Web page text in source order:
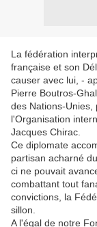
La fédération
française et son
causer avec lui, -
Pierre Boutros-
des Nations-
l'Organisation
Jacques Chirac.
Ce diplomate
partisan acharné
ci ne pouvait
combattant tout
convictions, la
sillon.
A l'égal de notre